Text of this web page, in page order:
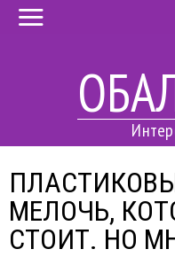
МЕЛОЧЬ,
СТОИТ. НО